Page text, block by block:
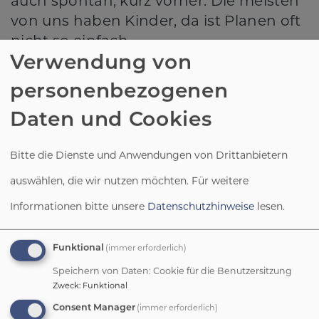
von uns haben Kinder, da ist Planen oft
nicht so einfach.
Handynummer Elisabeth Steger: 0160
8041108
Weitere Infos:
www.kreativtreff.shesmile.de
Wann treffen wir
uns?
Verwendung von
personenbezogenen
Daten und Cookies
Bitte die Dienste und Anwendungen von Drittanbietern
auswählen, die wir nutzen möchten. Für weitere
Informationen bitte unsere Datenschutzhinweise lesen.
Funktional (immer erforderlich)
Speichern von Daten: Cookie für die Benutzersitzung
Zweck: Funktional
Consent Manager (immer erforderlich)